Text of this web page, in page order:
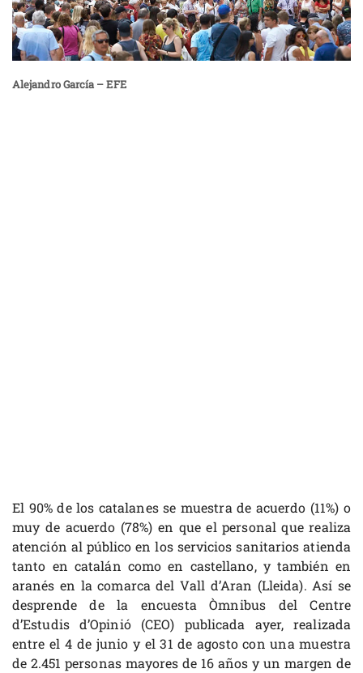
Alejandro García – EFE
El 90% de los catalanes se muestra de acuerdo (11%) o
muy de acuerdo (78%) en que el personal que realiza
atención al público en los servicios sanitarios atienda
tanto en catalán como en castellano, y también en
aranés en la comarca del Vall d’Aran (Lleida). Así se
desprende de la encuesta Òmnibus del Centre
d’Estudis d’Opinió (CEO) publicada ayer, realizada
entre el 4 de junio y el 31 de agosto con una muestra
de 2.451 personas mayores de 16 años y un margen de